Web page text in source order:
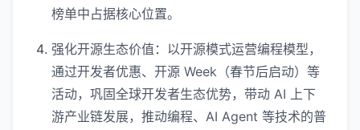
榜单中占据核心位置。
强化开源生态价值：以开源模式运营编程模型，
通过开发者优惠、开源 Week（春节后启动）等
活动，巩固全球开发者生态优势，带动 AI 上下
游产业链发展，推动编程、AI Agent 等技术的普